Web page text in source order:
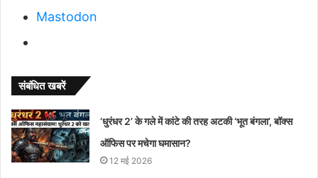
Mastodon
संबंधित खबरें
‘धुरंधर 2’ के गले में कांटे की तरह अटकी ‘भूत बंगला’, बॉक्स
ऑफिस पर मचेगा घमासान?
12 मई 2026